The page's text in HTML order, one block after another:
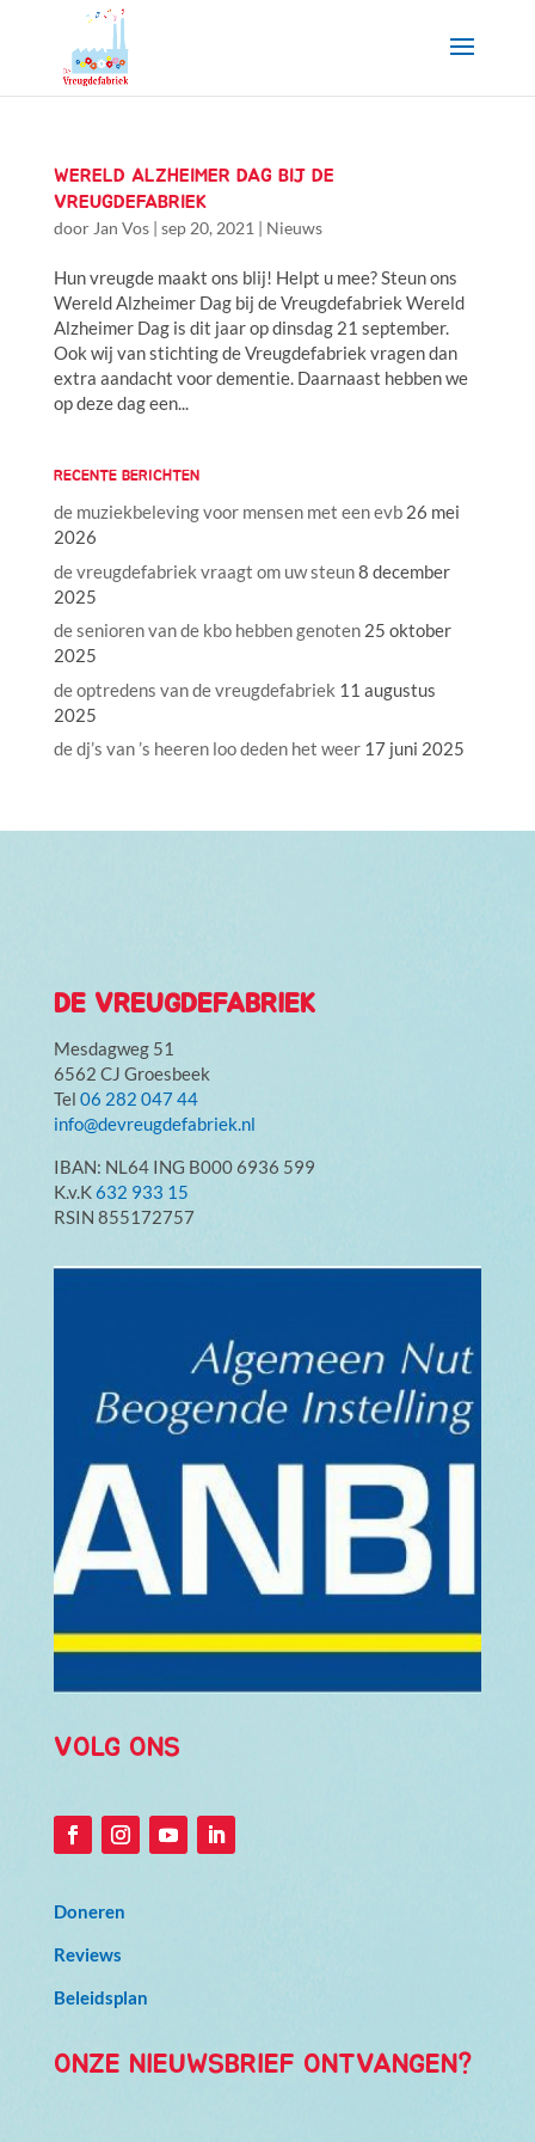
WERELD ALZHEIMER DAG BIJ DE
VREUGDEFABRIEK
door Jan Vos| sep 20, 2021 | Nieuws
Hun vreugde maakt ons blij! Helpt u mee? Steun ons
Wereld Alzheimer Dag bij de Vreugdefabriek Wereld
Alzheimer Dag is dit jaar op dinsdag 21 september.
Ook wij van stichting de Vreugdefabriek vragen dan
extra aandacht voor dementie. Daarnaast hebben we
op deze dag een...
RECENTE BERICHTEN
de muziekbeleving voor mensen met een evb 26 mei
2026
de vreugdefabriek vraagt om uw steun8 december
2025
de senioren van de kbo hebben genoten 25 oktober
2025
de optredens van de vreugdefabriek 11 augustus
2025
de dj’s van ’s heeren loo deden het weer 17 juni 2025
DE VREUGDEFABRIEK
Mesdagweg 51
6562 CJ Groesbeek
Tel 06 282 047 44
info@devreugdefabriek.nl
IBAN: NL64 ING B000 6936 599
K.v.K632 933 15
RSIN 855172757
VOLG ONS
Doneren
Reviews
Beleidsplan
ONZE NIEUWSBRIEF ONTVANGEN?